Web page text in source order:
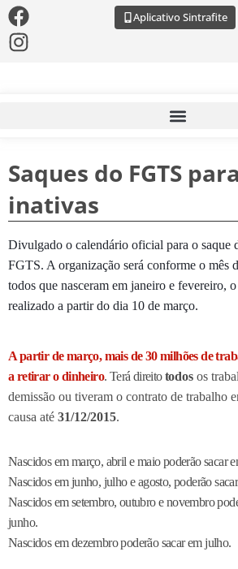
Aplicativo Sintrafite
Saques do FGTS
inativas
Divulgado o calendário oficial para o saque
FGTS. A organização será conforme o mês
todos que nasceram em janeiro e fevereiro,
realizado a partir do dia 10 de março.
A partir de março, mais de 30 milhões de
a retirar o dinheiro. Terá direitotodos os
demissão ou tiveram o contrato de trabalho
causa até 31/12/2015.
Nascidos em março, abril e maio poderão sacar
Nascidos em junho, julho e agosto, poderão
Nascidos em setembro, outubro e novembro
junho.
Nascidos em dezembro poderão sacar em julho.